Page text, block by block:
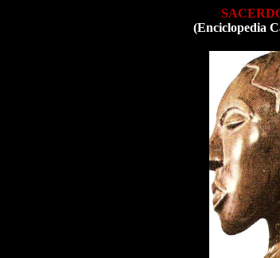
(Enciclopedia